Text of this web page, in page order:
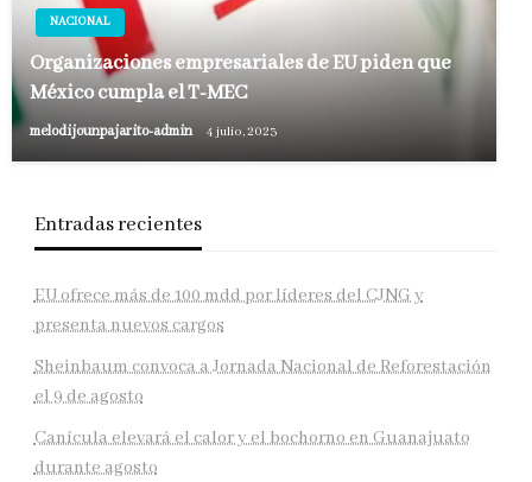
NACIONAL
Organizaciones empresariales de EU piden que
México cumpla el T-MEC
melodijounpajarito-admin 4 julio, 2023
Entradas recientes
EU ofrece más de 100 mdd por líderes del CJNG y
presenta nuevos cargos
Sheinbaum convoca a Jornada Nacional de Reforestación
el 9 de agosto
Canícula elevará el calor y el bochorno en Guanajuato
durante agosto